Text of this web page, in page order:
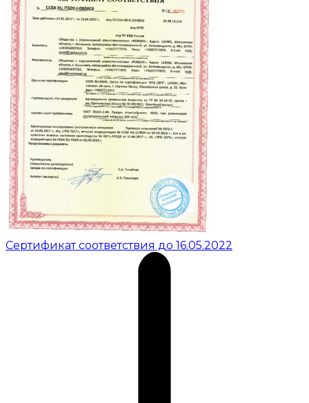
Сертификат соответствия до 16.05.2022